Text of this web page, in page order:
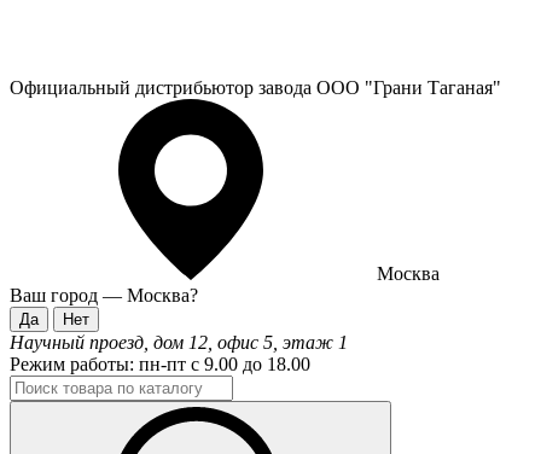
Официальный дистрибьютор завода ООО "Грани Таганая"
Москва
Ваш город — Москва?
Научный проезд, дом 12, офис 5, этаж 1
Режим работы: пн-пт с 9.00 до 18.00